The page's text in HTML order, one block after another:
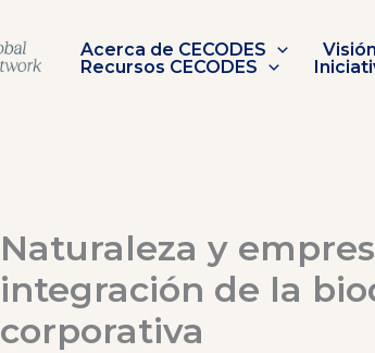
Acerca de CECODES
Recursos CECODES
Naturaleza y
integración de la
corporativa